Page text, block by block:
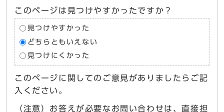
このページは見つけやすかったですか？
見つけやすかった
どちらともいえない
見つけにくかった
このページに関してのご意見がありましたらご記
入ください。
（注意）お答えが必要なお問い合わせは、直接担